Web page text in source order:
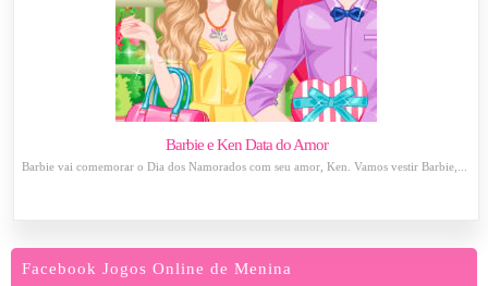
Barbie e Ken Data do Amor
Barbie vai comemorar o Dia dos Namorados com seu amor, Ken. Vamos vestir Barbie,...
Facebook Jogos Online de Menina